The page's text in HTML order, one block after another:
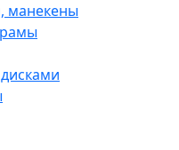
манекены